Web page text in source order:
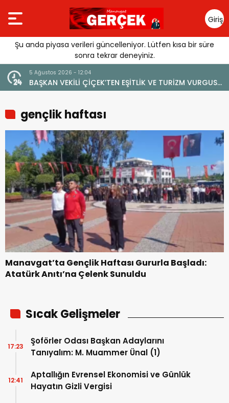
Giriş
Yap
Şu anda piyasa verileri güncelleniyor. Lütfen kısa bir süre
sonra tekrar deneyiniz.
5 Ağustos 2026 - 12:04
BAŞKAN VEKİLİ ÇİÇEK’TEN EŞİTLİK VE TURİZM VURGUSU:
“MANAVGAT’IN MARKA DEĞERİNE ZARAR VERİLMEMELİ”
gençlik haftası
Manavgat’ta Gençlik Haftası Gururla Başladı:
Atatürk Anıtı’na Çelenk Sunuldu
Sıcak Gelişmeler
Şoförler Odası Başkan Adaylarını
Tanıyalım: M. Muammer Ünal (1)
17:23
Aptallığın Evrensel Ekonomisi ve Günlük
Hayatın Gizli Vergisi
12:41